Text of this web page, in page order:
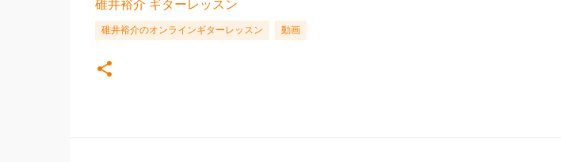
碓井裕介 ギターレッスン
碓井裕介のオンラインギターレッスン 動画